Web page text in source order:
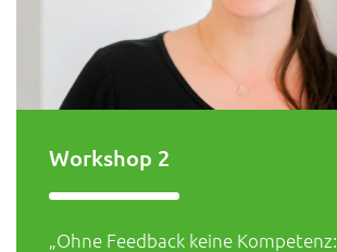
Workshop 2
„Ohne Feedback keine Kompetenz: